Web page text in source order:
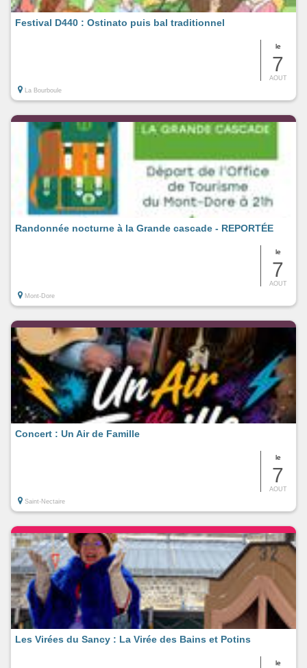
le
7
AOUT
Festival D440 : Ostinato puis bal traditionnel
La Bourboule
le
7
AOUT
Randonnée nocturne à la Grande cascade - REPORTÉE
Mont-Dore
le
7
AOUT
Concert : Un Air de Famille
Saint-Nectaire
le
Les Virées du Sancy : La Virée des Bains et Potins